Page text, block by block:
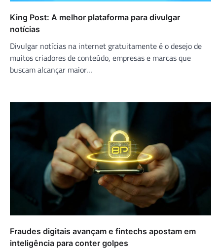
King Post: A melhor plataforma para divulgar
notícias
Divulgar notícias na internet gratuitamente é o desejo de
muitos criadores de conteúdo, empresas e marcas que
buscam alcançar maior…
Fraudes digitais avançam e fintechs apostam em
inteligência para conter golpes